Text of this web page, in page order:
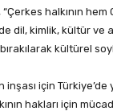
halkının hem
dil, kimlik, kültür ve
kültürel
inşası için
hakları için